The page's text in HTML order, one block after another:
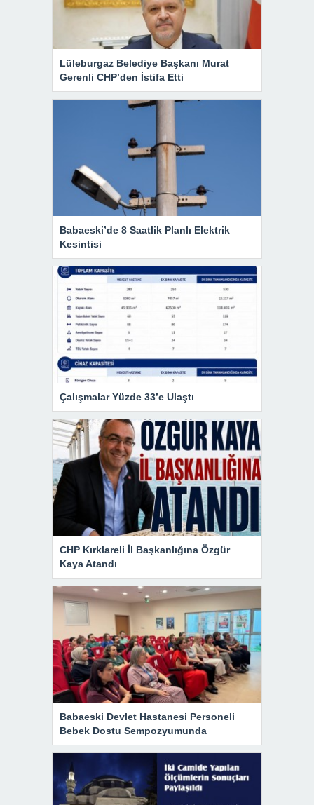
Lüleburgaz Belediye Başkanı Murat
Gerenli CHP’den İstifa Etti
Babaeski’de 8 Saatlik Planlı Elektrik
Kesintisi
Çalışmalar Yüzde 33’e Ulaştı
CHP Kırklareli İl Başkanlığına Özgür
Kaya Atandı
Babaeski Devlet Hastanesi Personeli
Bebek Dostu Sempozyumunda